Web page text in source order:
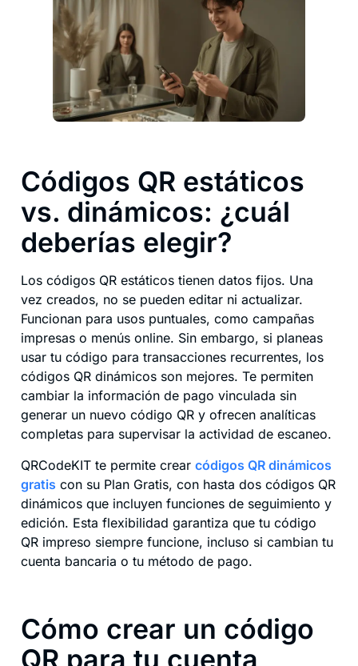
Códigos QR estáticos
vs. dinámicos: ¿cuál
deberías elegir?
Los códigos QR estáticos tienen datos fijos. Una
vez creados, no se pueden editar ni actualizar.
Funcionan para usos puntuales, como campañas
impresas o menús online. Sin embargo, si planeas
usar tu código para transacciones recurrentes, los
códigos QR dinámicos son mejores. Te permiten
cambiar la información de pago vinculada sin
generar un nuevo código QR y ofrecen analíticas
completas para supervisar la actividad de escaneo.
QRCodeKIT te permite crear códigos QR dinámicos
gratis con su Plan Gratis, con hasta dos códigos QR
dinámicos que incluyen funciones de seguimiento y
edición. Esta flexibilidad garantiza que tu código
QR impreso siempre funcione, incluso si cambian tu
cuenta bancaria o tu método de pago.
Cómo crear un código
QR para tu cuenta